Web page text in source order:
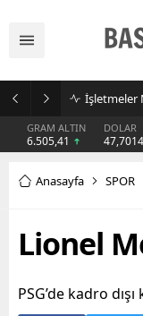
GRAM ALTIN
6.505,41
DOLAR
47,7014
Anasayfa SPOR
Lionel
PSG’de kadro